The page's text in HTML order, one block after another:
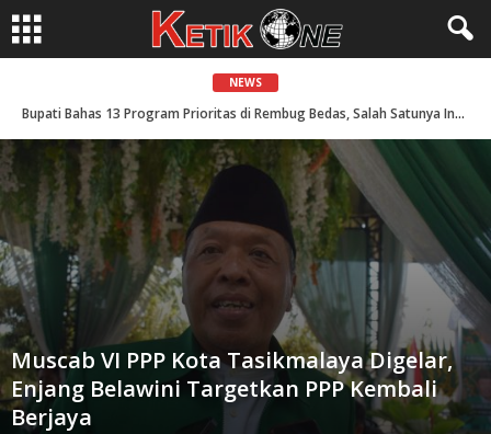
NEWS
Wabup Sahrul,Hadiri Ngaruat Jagat Raga Jeung Rasa Di Desa Panyocokan
Muscab VI PPP Kota Tasikmalaya Digelar,
Enjang Belawini Targetkan PPP Kembali
Berjaya